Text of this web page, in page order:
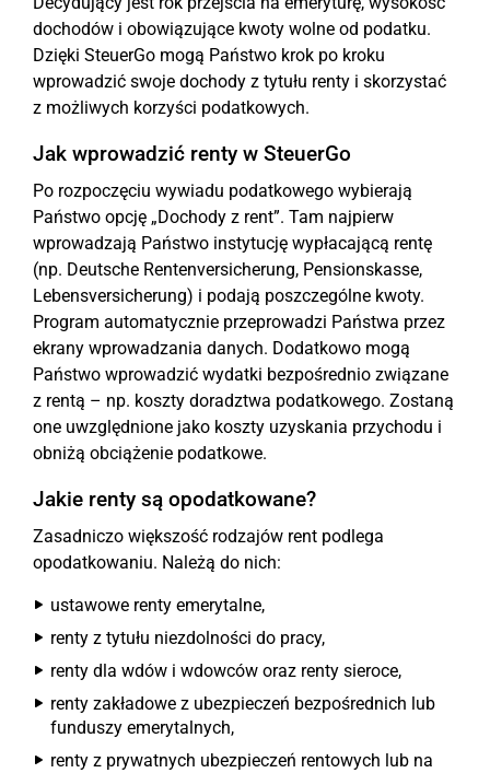
dochodów i obowiązujące kwoty wolne od podatku.
Dzięki SteuerGo mogą Państwo krok po kroku
wprowadzić swoje dochody z tytułu renty i skorzystać
z możliwych korzyści podatkowych.
Jak wprowadzić renty w SteuerGo
Po rozpoczęciu wywiadu podatkowego wybierają
Państwo opcję „Dochody z rent”. Tam najpierw
wprowadzają Państwo instytucję wypłacającą rentę
(np. Deutsche Rentenversicherung, Pensionskasse,
Lebensversicherung) i podają poszczególne kwoty.
Program automatycznie przeprowadzi Państwa przez
ekrany wprowadzania danych. Dodatkowo mogą
Państwo wprowadzić wydatki bezpośrednio związane
z rentą – np. koszty doradztwa podatkowego. Zostaną
one uwzględnione jako koszty uzyskania przychodu i
obniżą obciążenie podatkowe.
Jakie renty są opodatkowane?
Zasadniczo większość rodzajów rent podlega
opodatkowaniu. Należą do nich:
ustawowe renty emerytalne,
renty z tytułu niezdolności do pracy,
renty dla wdów i wdowców oraz renty sieroce,
renty zakładowe z ubezpieczeń bezpośrednich lub
funduszy emerytalnych,
renty z prywatnych ubezpieczeń rentowych lub na